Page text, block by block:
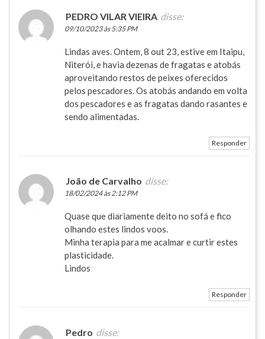
PEDRO VILAR VIEIRA disse:
09/10/2023 às 5:35 PM
Lindas aves. Ontem, 8 out 23, estive em Itaipu,
Niterói, e havia dezenas de fragatas e atobás
aproveitando restos de peixes oferecidos
pelos pescadores. Os atobás andando em volta
dos pescadores e as fragatas dando rasantes e
sendo alimentadas.
Responder
João de Carvalho disse:
18/02/2024 às 2:12 PM
Quase que diariamente deito no sofá e fico
olhando estes lindos voos.
Minha terapia para me acalmar e curtir estes
plasticidade.
Lindos
Responder
Pedro disse: